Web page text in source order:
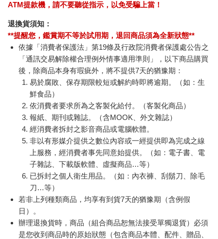
ATM提款機，請不要聽從指示，以免受騙上當！
退換貨須知：
**提醒您，鑑賞期不等於試用期，退回商品須為全新狀態**
依據「消費者保護法」第19條及行政院消費者保護處公告之
「通訊交易解除權合理例外情事適用準則」，以下商品購買
後，除商品本身有瑕疵外，將不提供7天的猶豫期：
易於腐敗、保存期限較短或解約時即將逾期。（如：生
鮮食品）
依消費者要求所為之客製化給付。（客製化商品）
報紙、期刊或雜誌。（含MOOK、外文雜誌）
經消費者拆封之影音商品或電腦軟體。
非以有形媒介提供之數位內容或一經提供即為完成之線
上服務，經消費者事先同意始提供。（如：電子書、電
子雜誌、下載版軟體、虛擬商品…等）
已拆封之個人衛生用品。（如：內衣褲、刮鬍刀、除毛
刀…等）
若非上列種類商品，均享有到貨7天的猶豫期（含例假
日）。
辦理退換貨時，商品（組合商品恕無法接受單獨退貨）必須
是您收到商品時的原始狀態（包含商品本體、配件、贈品、